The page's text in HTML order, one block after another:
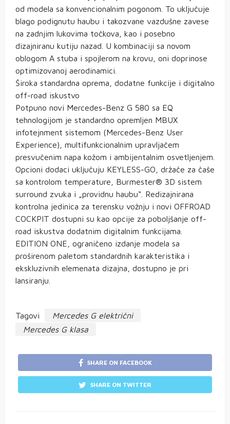
od modela sa konvencionalnim pogonom. To uključuje
blago podignutu haubu i takozvane vazdušne zavese
na zadnjim lukovima točkova, kao i posebno
dizajniranu kutiju nazad. U kombinaciji sa novom
oblogom A stuba i spojlerom na krovu, oni doprinose
optimizovanoj aerodinamici.
Široka standardna oprema, dodatne funkcije i digitalno
off-road iskustvo
Potpuno novi Mercedes-Benz G 580 sa EQ
tehnologijom je standardno opremljen MBUX
infotejnment sistemom (Mercedes-Benz User
Experience), multifunkcionalnim upravljačem
presvučenim napa kožom i ambijentalnim osvetljenjem.
Opcioni dodaci uključuju KEYLESS-GO, držače za čaše
sa kontrolom temperature, Burmester® 3D sistem
surround zvuka i „providnu haubu“. Redizajnirana
kontrolna jedinica za terensku vožnju i novi OFFROAD
COCKPIT dostupni su kao opcije za poboljšanje off-
road iskustva dodatnim digitalnim funkcijama.
EDITION ONE, ograničeno izdanje modela sa
proširenom paletom standardnih karakteristika i
ekskluzivnih elemenata dizajna, dostupno je pri
lansiranju.
Tagovi
Mercedes G električni
Mercedes G klasa
SHARE ON FACEBOOK
SHARE ON TWITTER